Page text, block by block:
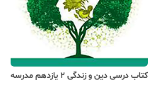
کتاب درسی دین و زندگی 2 یازدهم مدرسه